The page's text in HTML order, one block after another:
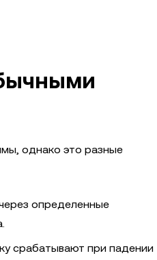
однако это разные
определенные
срабатывают при падении